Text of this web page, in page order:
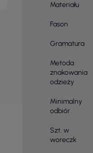
Materiału
Fason
Gramatura
Metoda
znakowania
odzieży
Minimalny
odbiór
Szt. w
woreczk